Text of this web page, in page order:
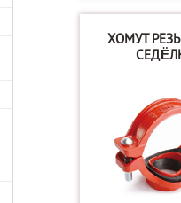
ХОМУТ